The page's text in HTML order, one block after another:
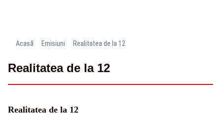
Acasă Emisiuni Realitatea de la 12
Realitatea de la 12
Realitatea de la 12